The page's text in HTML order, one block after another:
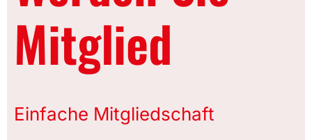
Mitglied
Einfache Mitgliedschaft